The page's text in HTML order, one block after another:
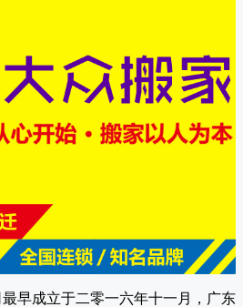
最早成立于二零一六年十一月，广东